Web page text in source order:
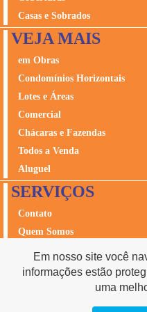
Casas e Sobrados
VEJA MAIS
em Obras
Condomínios Horizontais
Lotes e Áreas
Comercial
Chácaras e Fazendas
Todos a Venda
Aluguel
SERVIÇOS
Contato
Quem Somos
Seguros
Em nosso site você
informações estão
uma